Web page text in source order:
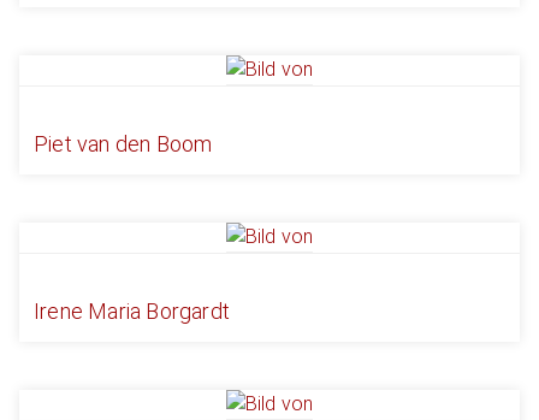
Piet van den Boom
Irene Maria Borgardt